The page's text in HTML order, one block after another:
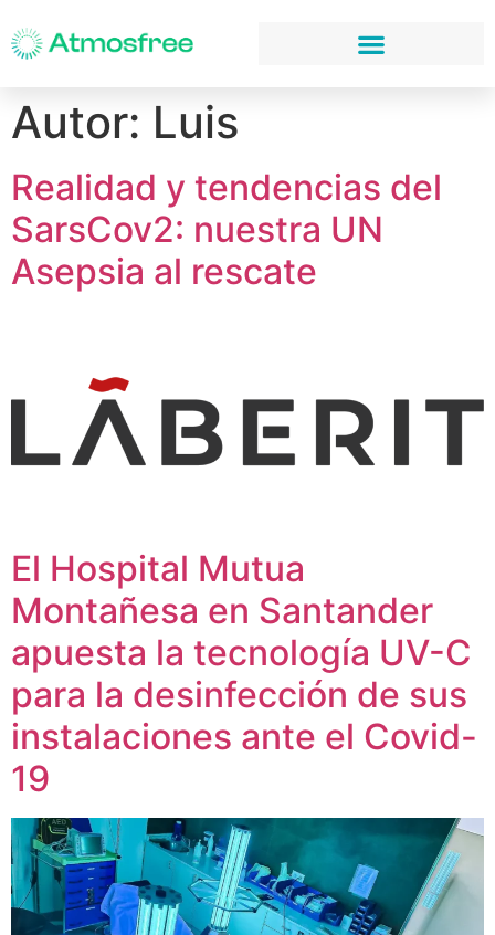
Autor: Luis
Realidad y tendencias del
SarsCov2: nuestra UN
Asepsia al rescate
El Hospital Mutua
Montañesa en Santander
apuesta la tecnología UV-C
para la desinfección de sus
instalaciones ante el Covid-
19